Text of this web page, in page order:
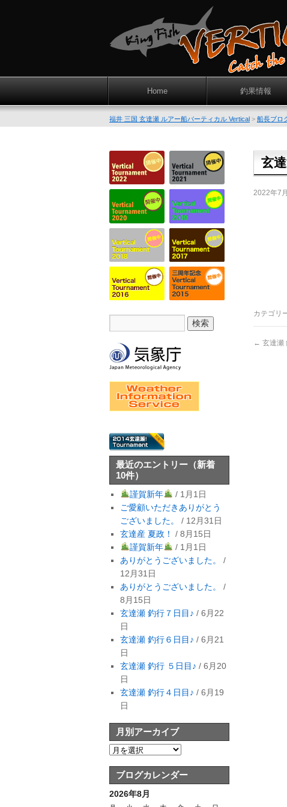
Home 釣果情報
福井 三国 玄達瀬 ルアー船バーティカル Vertical > 船長ブロ
玄
2022年7
カテゴリ
← 玄達瀬
最近のエントリー （新着
10件）
謹賀新年
/ 1月1日
ご愛顧いただきありがとう
ございました。
/ 12月31日
玄達産 夏政！
/ 8月15日
謹賀新年
/ 1月1日
ありがとうございました。
/
12月31日
ありがとうございました。
/
8月15日
玄達瀬 釣行７日目♪ / 6月22
日
玄達瀬 釣行６日目♪ / 6月21
日
玄達瀬 釣行 ５日目♪ / 6月20
日
玄達瀬 釣行４日目♪ / 6月19
日
月別アーカイブ
ブログカレンダー
2026年8月